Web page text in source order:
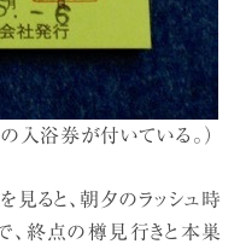
入浴券が付いている。）
ると、朝夕のラッシュ時
、終点の樽見行きと本巣